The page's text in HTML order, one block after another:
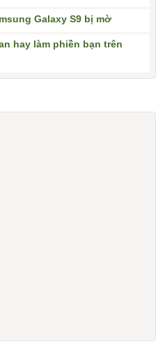
Galaxy S9 bị mờ
hay làm phiền bạn trên